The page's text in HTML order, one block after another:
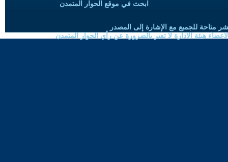
ابحث في موقع الحوار المتمدن
متاحة للجميع مع الإشارة إلى المصدر
هيئة الادارة لا تعبر بالضرورة عن رأي الحوار المتمدن